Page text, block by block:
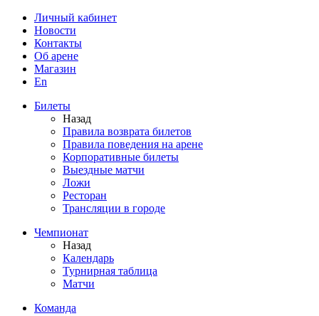
Личный кабинет
Новости
Контакты
Об арене
Магазин
En
Билеты
Назад
Правила возврата билетов
Правила поведения на арене
Корпоративные билеты
Выездные матчи
Ложи
Ресторан
Трансляции в городе
Чемпионат
Назад
Календарь
Турнирная таблица
Матчи
Команда